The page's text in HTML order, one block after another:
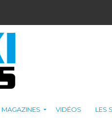
MAGAZINES VIDÉOS LES